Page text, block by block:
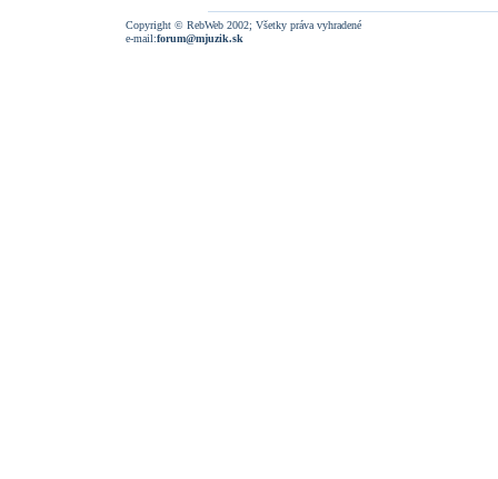
Copyright © RebWeb 2002; Všetky práva vyhradené
e-mail:forum@mjuzik.sk